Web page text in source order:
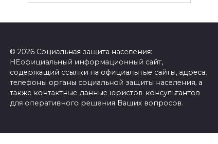
© 2026 Социальная защита населения:
НЕофициальный информационный сайт,
содержащий ссылки на официальные сайты, адреса,
телефоны органы социальной защиты населения, а
также контактные данные юристов-консультантов
для оперативного решения Ваших вопросов.